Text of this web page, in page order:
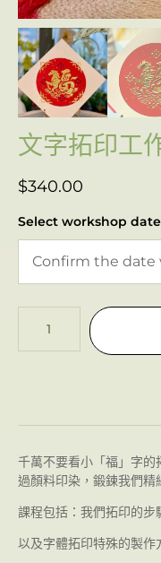
文字拓印工
$340.00
Select workshop date
千萬不要看小「福」字
過顏料印染，鍛鍊我們精
課程包括： 我們拓印的步
以及字體拓印特殊的製作